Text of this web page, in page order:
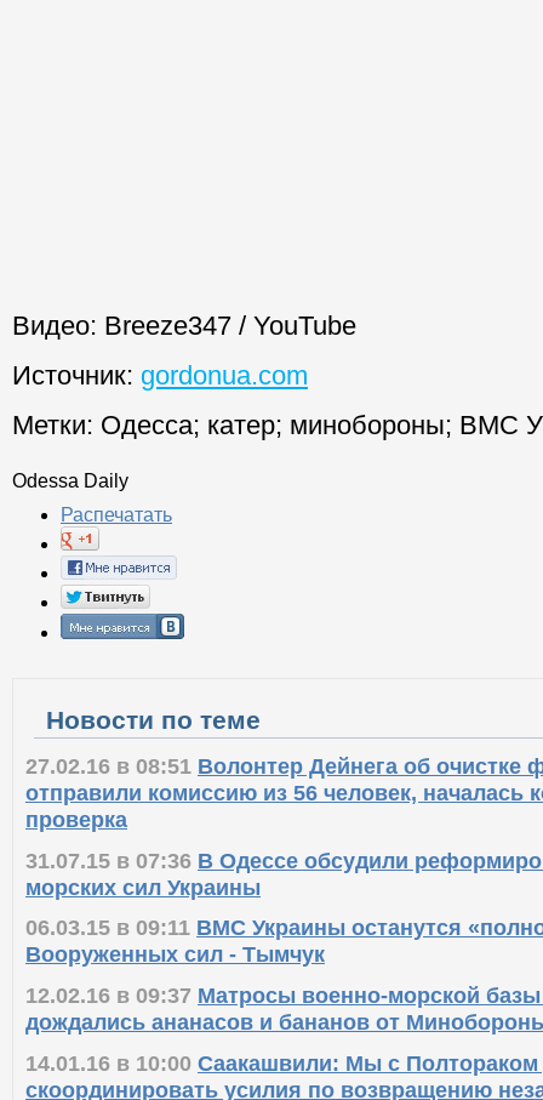
Видео: Breeze347 / YouTube
Источник: gordonua.com
Метки: Одесса; катер; минобороны; ВМС
Odessa Daily
Распечатать
Новости по теме
27.02.16 в 08:51 Волонтер Дейнега об очистке
отправили комиссию из 56 человек, началась
проверка
31.07.15 в 07:36 В Одессе обсудили
морских сил Украины
06.03.15 в 09:11 ВМС Украины останутся
Вооруженных сил - Тымчук
12.02.16 в 09:37 Матросы военно-морской
дождались ананасов и бананов от
14.01.16 в 10:00 Саакашвили: Мы с Полтораком
скоординировать усилия по возвращению